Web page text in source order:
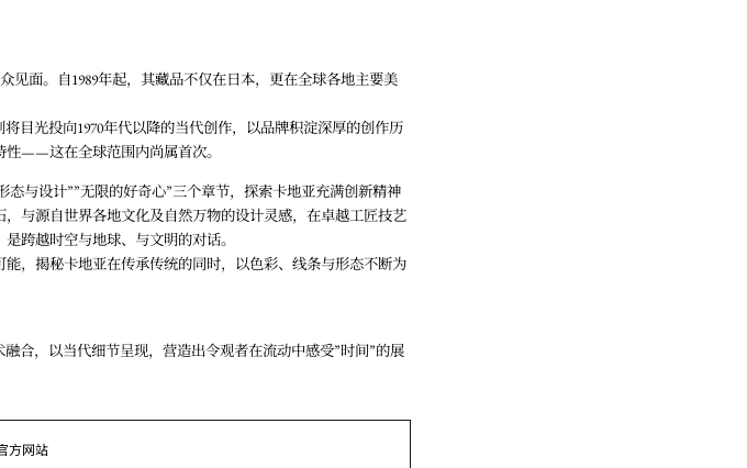
见面。自1989年起，其藏品不仅在日本，更在全球各地主要美
目光投向1970年代以降的当代创作，以品牌积淀深厚的创作历
性——这在全球范围内尚属首次。
与设计””无限的好奇心”三个章节，探索卡地亚充满创新精神
与源自世界各地文化及自然万物的设计灵感，在卓越工匠技艺
跨越时空与地球、与文明的对话。
，揭秘卡地亚在传承传统的同时，以色彩、线条与形态不断为
合，以当代细节呈现，营造出令观者在流动中感受”时间”的展
方网站